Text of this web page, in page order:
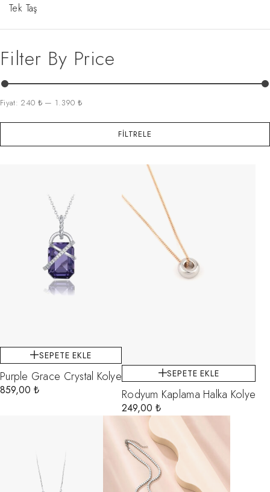
Tek Taş
Filter By Price
FILTRELE
Fiyat: 240 ₺— 1.390 ₺
SEPETE EKLE
Purple Grace Crystal Kolye
859,00 ₺
SEPETE EKLE
Rodyum Kaplama Halka Kolye
249,00₺